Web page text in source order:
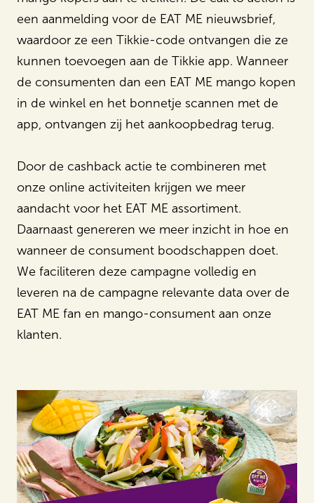
een aanmelding voor de EAT ME nieuwsbrief,
waardoor ze een Tikkie-code ontvangen die ze
kunnen toevoegen aan de Tikkie app. Wanneer
de consumenten dan een EAT ME mango kopen
in de winkel en het bonnetje scannen met de
app, ontvangen zij het aankoopbedrag terug.
Door de cashback actie te combineren met
onze online activiteiten krijgen we meer
aandacht voor het EAT ME assortiment.
Daarnaast genereren we meer inzicht in hoe en
wanneer de consument boodschappen doet.
We faciliteren deze campagne volledig en
leveren na de campagne relevante data over de
EAT ME fan en mango-consument aan onze
klanten.